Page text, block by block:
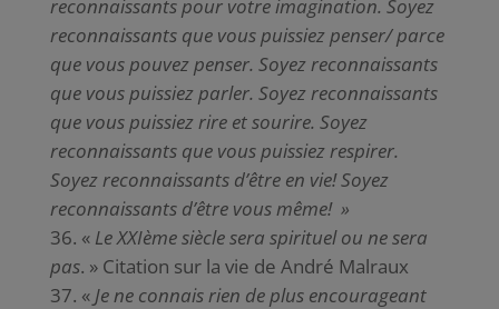
reconnaissants pour votre imagination. Soyez
reconnaissants que vous puissiez penser/ parce
que vous pouvez penser. Soyez reconnaissants
que vous puissiez parler. Soyez reconnaissants
que vous puissiez rire et sourire. Soyez
reconnaissants que vous puissiez respirer.
Soyez reconnaissants d’être en vie! Soyez
reconnaissants d’être vous même! »
« Le XXIème siècle sera spirituel ou ne sera
pas. » Citation sur la vie de André Malraux
« Je ne connais rien de plus encourageant